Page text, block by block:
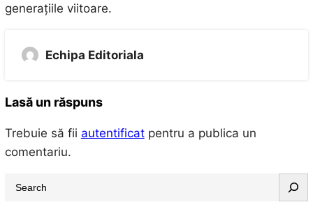
generațiile viitoare.
Echipa Editoriala
Lasă un răspuns
Trebuie să fii autentificatpentru a publica un
comentariu.